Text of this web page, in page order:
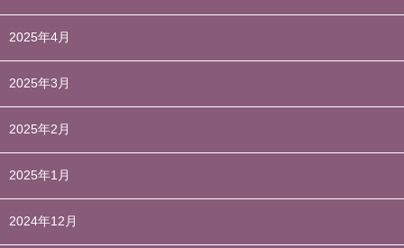
2025年4月
2025年3月
2025年2月
2025年1月
2024年12月